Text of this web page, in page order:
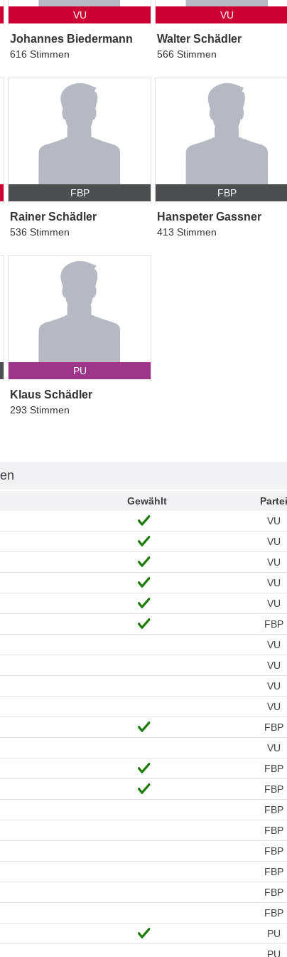
VU
Johannes Biedermann
616 Stimmen
VU
Walter Schädler
566 Stimmen
FBP
Rainer Schädler
536 Stimmen
FBP
Hanspeter Gassner
413 Stimmen
PU
Klaus Schädler
293 Stimmen
Gewählt Partei
VU
VU
VU
VU
VU
FBP
VU
VU
VU
VU
FBP
VU
FBP
FBP
FBP
FBP
FBP
FBP
FBP
FBP
PU
PU